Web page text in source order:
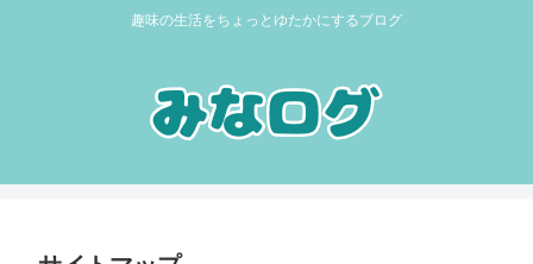
趣味の生活をちょっとゆたかにするブログ